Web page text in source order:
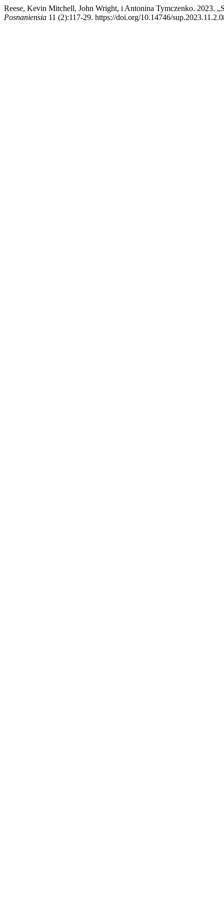
Reese, Kevin Mitchell, John Wright, i Antonina Tymczenko. 2023.
Posnaniensia 11 (2):117-29. https://doi.org/10.14746/